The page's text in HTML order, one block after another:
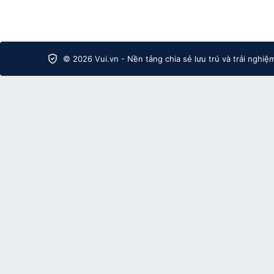
© 2026 Vui.vn - Nền tảng chia sẻ lưu trú và trải